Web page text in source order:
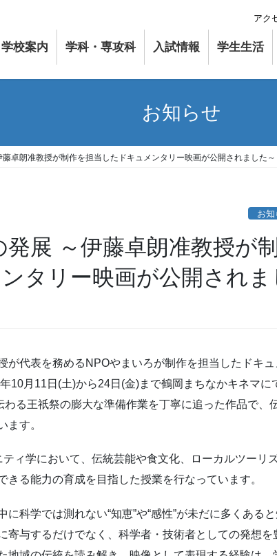
アク
学校案内 学科・専攻科 入試情報 学生生活
お知らせ
卓朗准教授が制作を担当したドキュメンタリー映画が公開されました～
お
展 ～伊藤卓朗准教授が
タリー映画が公開されま
代表を務めるNPOやまいろが制作を担当したドキュ
10月11日(土)から24日(金)まで鶴岡まちなかキネマに
る王祇祭の膨大な準備作業を丁寧に追った作品で、
ます。
ィ学において、伝統芸能や食文化、ローカルツーリ
る能力の育成を目指した授業を行なっています。
科学では測れない“知恵”や“感性”が未だに多くあると
寄与するだけでなく、科学者・技術者としての発想を